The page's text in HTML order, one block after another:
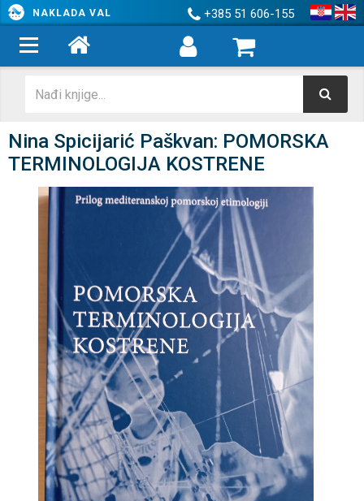
NAKLADA VAL +385 51 606-155
Nina Spicijarić Paškvan: POMORSKA
TERMINOLOGIJA KOSTRENE